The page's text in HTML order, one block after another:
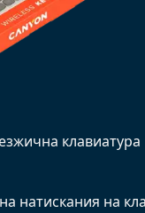
клавиатура
натискания на